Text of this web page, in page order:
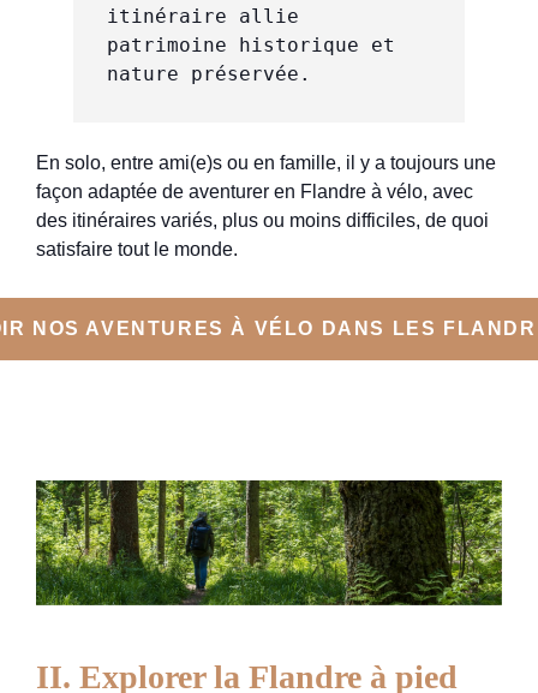
itinéraire allie
patrimoine historique et
nature préservée.
En solo, entre ami(e)s ou en famille, il y a toujours une
façon adaptée de aventurer en Flandre à vélo, avec
des itinéraires variés, plus ou moins difficiles, de quoi
satisfaire tout le monde.
NOS AVENTURES À VÉLO DANS LES
II. Explorer la Flandre à pied